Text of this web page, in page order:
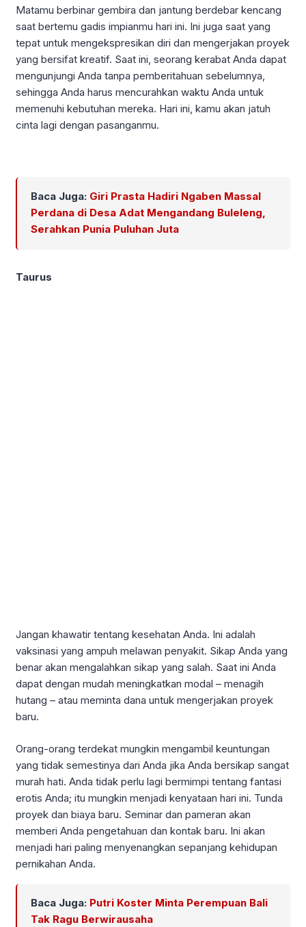
Matamu berbinar gembira dan jantung berdebar kencang
saat bertemu gadis impianmu hari ini. Ini juga saat yang
tepat untuk mengekspresikan diri dan mengerjakan proyek
yang bersifat kreatif. Saat ini, seorang kerabat Anda dapat
mengunjungi Anda tanpa pemberitahuan sebelumnya,
sehingga Anda harus mencurahkan waktu Anda untuk
memenuhi kebutuhan mereka. Hari ini, kamu akan jatuh
cinta lagi dengan pasanganmu.
Baca Juga: Giri Prasta Hadiri Ngaben Massal
Perdana di Desa Adat Mengandang Buleleng,
Serahkan Punia Puluhan Juta
Taurus
Jangan khawatir tentang kesehatan Anda. Ini adalah
vaksinasi yang ampuh melawan penyakit. Sikap Anda yang
benar akan mengalahkan sikap yang salah. Saat ini Anda
dapat dengan mudah meningkatkan modal – menagih
hutang – atau meminta dana untuk mengerjakan proyek
baru.
Orang-orang terdekat mungkin mengambil keuntungan
yang tidak semestinya dari Anda jika Anda bersikap sangat
murah hati. Anda tidak perlu lagi bermimpi tentang fantasi
erotis Anda; itu mungkin menjadi kenyataan hari ini. Tunda
proyek dan biaya baru. Seminar dan pameran akan
memberi Anda pengetahuan dan kontak baru. Ini akan
menjadi hari paling menyenangkan sepanjang kehidupan
pernikahan Anda.
Baca Juga: Putri Koster Minta Perempuan Bali
Tak Ragu Berwirausaha